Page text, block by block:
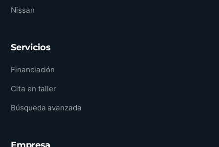
Nissan
Servicios
Financiación
Cita en taller
Búsqueda avanzada
Empresa